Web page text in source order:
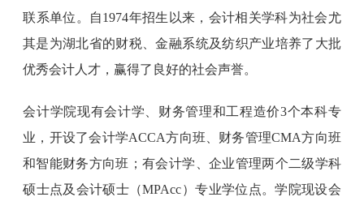
联系单位。自1974年招生以来，会计相关学科为社会尤
其是为湖北省的财税、金融系统及纺织产业培养了大批
优秀会计人才，赢得了良好的社会声誉。
会计学院现有会计学、财务管理和工程造价3个本科专
业，开设了会计学ACCA方向班、财务管理CMA方向班
和智能财务方向班；有会计学、企业管理两个二级学科
硕士点及会计硕士（MPAcc）专业学位点。学院现设会